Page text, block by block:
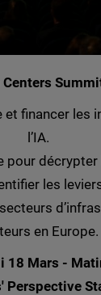
Centers
et financer les
l’IA.
pour
les
en Europe.
18 Mars -
Perspective